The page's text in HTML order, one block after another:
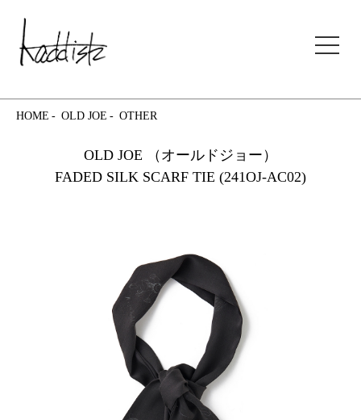
kaddish development store
HOME OLD JOE OTHER
OLD JOE （オールドジョー）
FADED SILK SCARF TIE (241OJ-AC02)